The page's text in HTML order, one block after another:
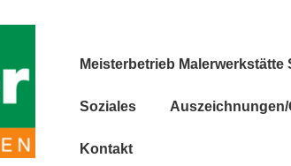
Hauptnavigation
Meisterbetrieb Malerwerkstätte
Soziales
Kontakt